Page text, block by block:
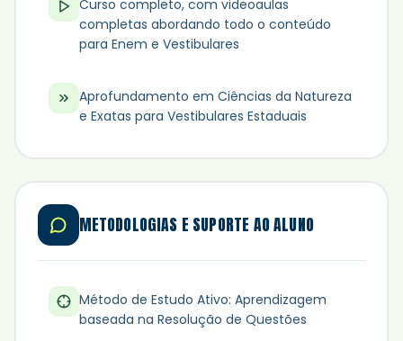
Curso completo, com videoaulas
completas abordando todo o conteúdo
para Enem e Vestibulares
Aprofundamento em Ciências da Natureza
e Exatas para Vestibulares Estaduais
METODOLOGIAS E SUPORTE AO ALUNO
Método de Estudo Ativo: Aprendizagem
baseada na Resolução de Questões